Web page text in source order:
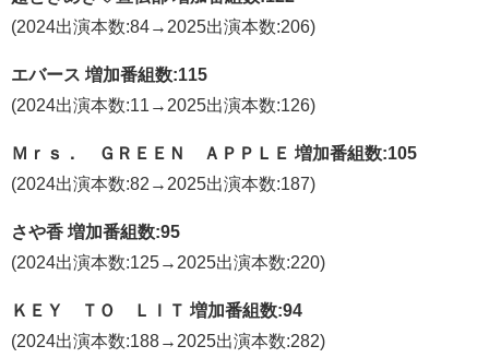
(2024出演本数:84→2025出演本数:206)
エバース 増加番組数:115
(2024出演本数:11→2025出演本数:126)
Ｍｒｓ． ＧＲＥＥＮ ＡＰＰＬＥ 増加番組数:105
(2024出演本数:82→2025出演本数:187)
さや香 増加番組数:95
(2024出演本数:125→2025出演本数:220)
ＫＥＹ ＴＯ ＬＩＴ 増加番組数:94
(2024出演本数:188→2025出演本数:282)